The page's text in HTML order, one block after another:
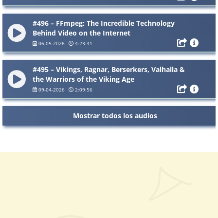
#496 – FFmpeg: The Incredible Technology
Behind Video on the Internet
06-05-2026 4:23:41
#495 – Vikings, Ragnar, Berserkers, Valhalla &
the Warriors of the Viking Age
09-04-2026 2:09:56
Mostrar todos los audios